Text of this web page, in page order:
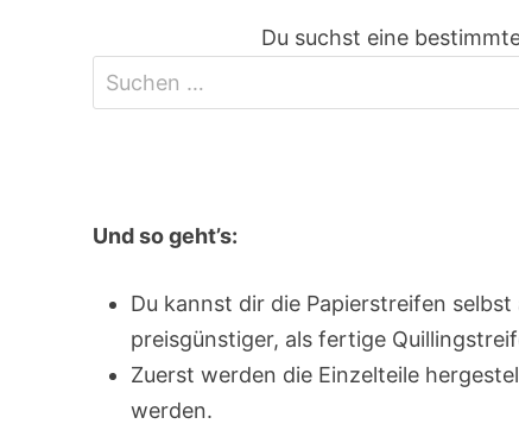
Du suchst eine
Und so geht’s:
Du kannst dir die Papierstreifen
preisgünstiger, als fertige
Zuerst werden die Einzelteile
werden.